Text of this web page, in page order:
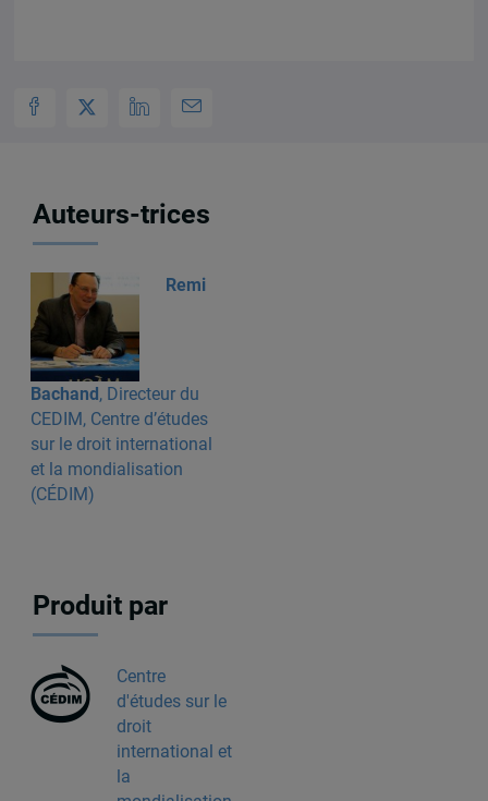
Auteurs-trices
Remi
Bachand, Directeur du
CEDIM, Centre d’études
sur le droit international
et la mondialisation
(CÉDIM)
Produit par
Centre
d'études sur le
droit
international et
la